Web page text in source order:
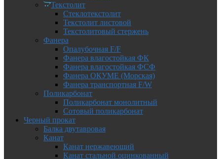
Текстолит
Стеклотекстолит
Текстолит листовой
Текстолитовый стержень
Фанера
Опалубочная F/F
Фанера влагостойкая ФК
Фанера влагостойкая ФСФ
Фанера ОКУМЕ (Морская)
Фанера транспортная F/W
Поликарбонат
Поликарбонат монолитный
Сотовый поликарбонат
Черный прокат
Балка двутавровая
Канат
Канат нержавеющий
Канат стальной оцинкованный